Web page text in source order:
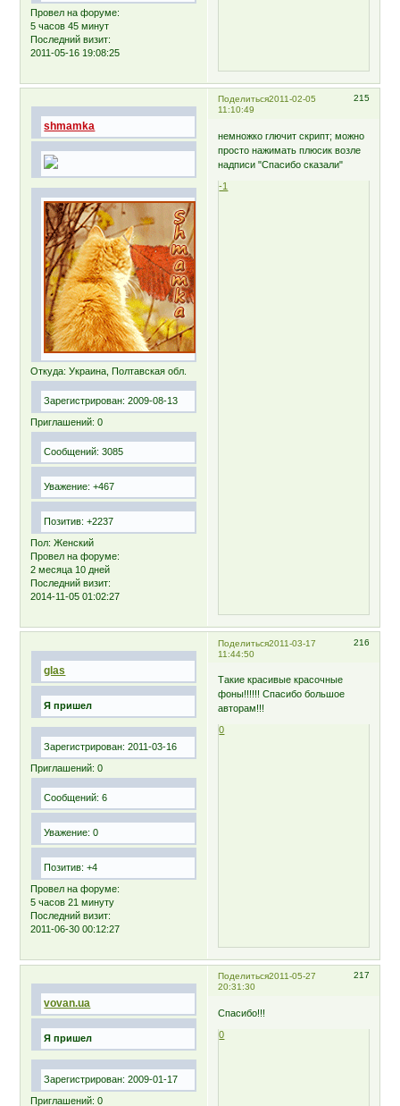
Провел на форуме:
5 часов 45 минут
Последний визит:
2011-05-16 19:08:25
Поделиться 215
2011-02-05
11:10:49
shmamka
Откуда: Украина, Полтавская обл.
Зарегистрирован: 2009-08-13
Приглашений: 0
Сообщений: 3085
Уважение: +467
Позитив: +2237
Пол: Женский
Провел на форуме:
2 месяца 10 дней
Последний визит:
2014-11-05 01:02:27
немножко глючит скрипт; можно
просто нажимать плюсик возле
надписи "Спасибо сказали"
-1
Поделиться 216
2011-03-17
11:44:50
glas
Я пришел
Зарегистрирован: 2011-03-16
Приглашений: 0
Сообщений: 6
Уважение: 0
Позитив: +4
Провел на форуме:
5 часов 21 минуту
Последний визит:
2011-06-30 00:12:27
Такие красивые красочные
фоны!!!!!! Спасибо большое
авторам!!!
0
Поделиться 217
2011-05-27
20:31:30
vovan.ua
Я пришел
Зарегистрирован: 2009-01-17
Приглашений: 0
Спасибо!!!
0